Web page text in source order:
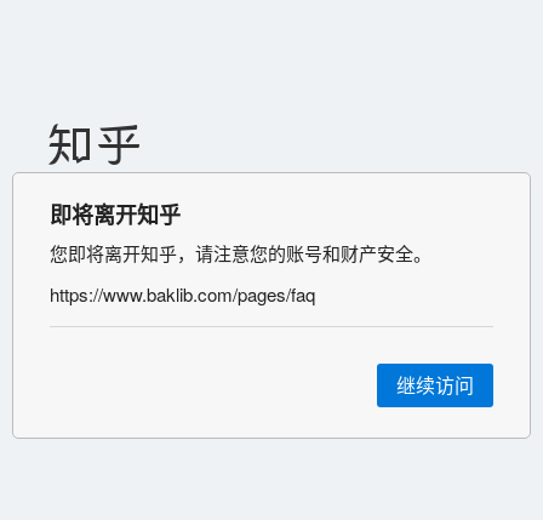
即将离开知乎
您即将离开知乎，请注意您的账号和财产安全。
https://www.baklib.com/pages/faq
继续访问